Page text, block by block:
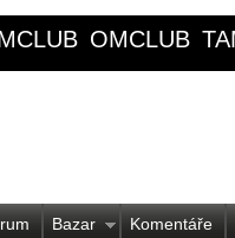
OMCLUB
Bazar Komentáře